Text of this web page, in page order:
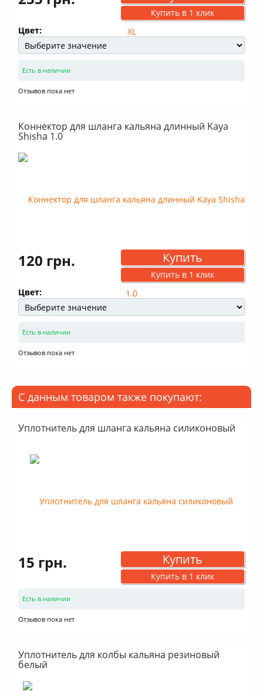
Купить в 1 клик
Цвет:
Есть в наличии
Отзывов пока нет
Коннектор для шланга кальяна длинный Kaya
Shisha 1.0
120 грн. Купить
Купить в 1 клик
Цвет:
Есть в наличии
Отзывов пока нет
С данным товаром также покупают:
Уплотнитель для шланга кальяна силиконовый
15 грн. Купить
Купить в 1 клик
Есть в наличии
Отзывов пока нет
Уплотнитель для колбы кальяна резиновый
белый